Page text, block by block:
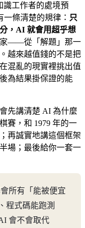
識工作者的處境預
條清楚的規律： 只
，AI 就會用超乎想
家——從「解題」那一
越來越值錢的不是把
混亂的現實裡挑出值
為結果掛保證的能
先講清楚 AI 為什麼
賽，和 1979 年的一
再誠實地講這個框架
場；最後給你一套一
所有「能被便宜
程式碼能跑測
會不會取代